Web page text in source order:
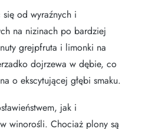
od wyraźnych i
na nizinach po bardziej
grejpfruta i limonki na
dojrzewa w dębie, co
o ekscytującej głębi smaku.
jak i
winorośli. Chociaż plony są